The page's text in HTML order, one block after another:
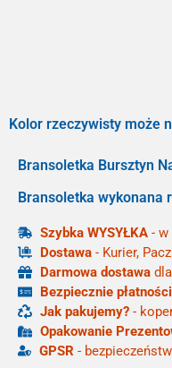
Kolor rzeczywisty może
Bransoletka Bursztyn
Bransoletka wykonana
Szybka WYSYŁKA - w
Dostawa - Kurier,
Darmowa dostawa
Bezpiecznie
Jak pakujemy? -
Opakowanie
GPSR -